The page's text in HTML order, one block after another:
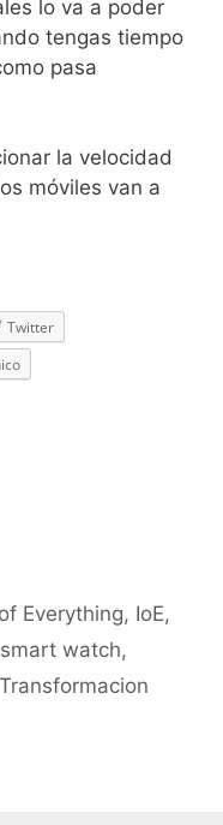
lo va a poder
tengas tiempo
pasa
la velocidad
móviles van a
Twitter
Everything, IoE,
smart watch,
Transformacion